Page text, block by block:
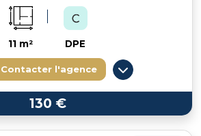
11 m² DPE
Contacter l'agence
130 €